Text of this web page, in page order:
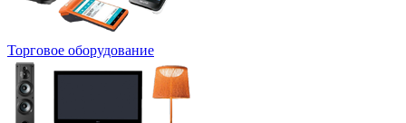
Торговое оборудование